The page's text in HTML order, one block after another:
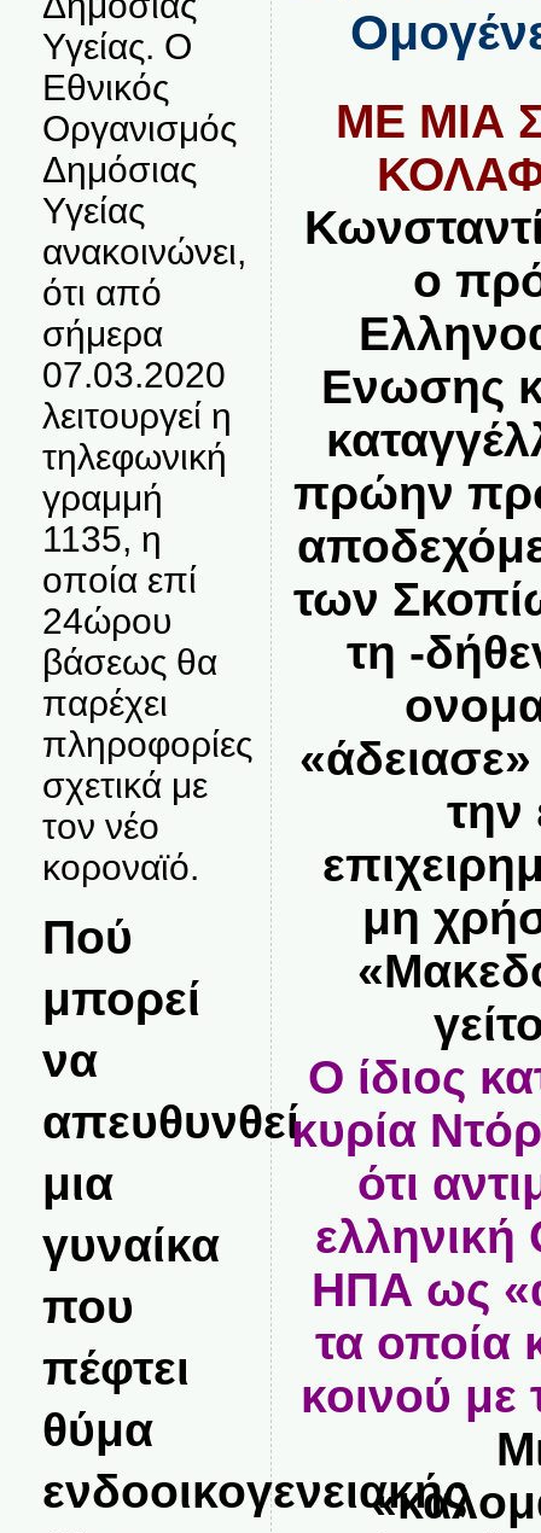
Υγείας. Ο
Εθνικός
Οργανισμός
Δημόσιας
Υγείας
ανακοινώνει,
ότι από
σήμερα
07.03.2020
λειτουργεί η
τηλεφωνική
γραμμή
1135, η
οποία επί
24ώρου
βάσεως θα
παρέχει
πληροφορίες
σχετικά με
τον νέο
κοροναϊό.
Πού
μπορεί
να
απευθυνθεί
μια
γυναίκα
που
πέφτει
θύμα
ενδοοικογενειακής
ΜΕ ΜΙΑ
ο
Ενωσης
πρώην
των
τη -
την
μη
Ο ίδιος
κυρία
ότι
ελληνική
ΗΠΑ ως
τα οποία
κοινού με